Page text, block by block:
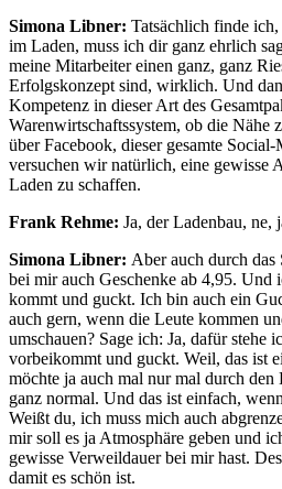
Simona Libner: Tatsächlich finde
im Laden, muss ich dir ganz ehrlich
meine Mitarbeiter einen ganz, ganz
Erfolgskonzept sind, wirklich. Und
Kompetenz in dieser Art des
Warenwirtschaftssystem, ob die Nähe
über Facebook, dieser gesamte
versuchen wir natürlich, eine gewisse
Laden zu schaffen.
Frank Rehme: Ja, der Ladenbau, ne,
Simona Libner: Aber auch durch
bei mir auch Geschenke ab 4,95. Und
kommt und guckt. Ich bin auch ein
auch gern, wenn die Leute kommen
umschauen? Sage ich: Ja, dafür stehe
vorbeikommt und guckt. Weil, das ist
möchte ja auch mal nur mal durch den
ganz normal. Und das ist einfach,
Weißt du, ich muss mich auch
mir soll es ja Atmosphäre geben und
gewisse Verweildauer bei mir hast.
damit es schön ist.